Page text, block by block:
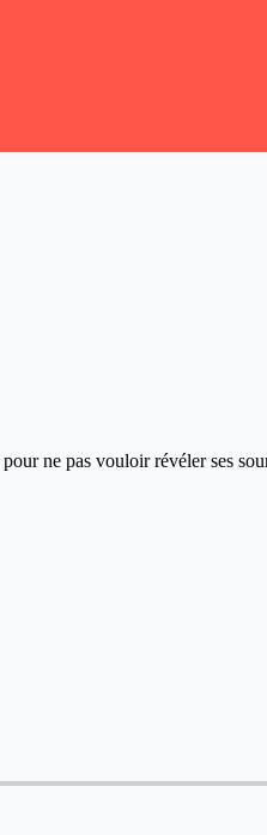
ne pas vouloir révéler ses